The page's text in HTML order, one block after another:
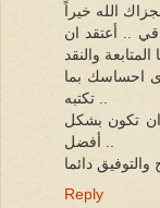
الله خيراً
.. أعتقد ان
والنقد
احساسك بما
ان تكون بشكل
والتوفيق دائما
Reply